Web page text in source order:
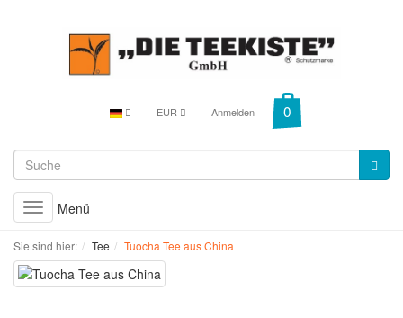
EUR Anmelden
Toggle
navigation
Menü
Sie sind hier: Tee Tuocha Tee aus China